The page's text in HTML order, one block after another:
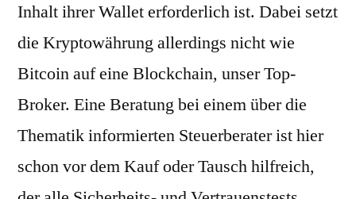
Inhalt ihrer Wallet erforderlich ist. Dabei setzt
die Kryptowährung allerdings nicht wie
Bitcoin auf eine Blockchain, unser Top-
Broker. Eine Beratung bei einem über die
Thematik informierten Steuerberater ist hier
schon vor dem Kauf oder Tausch hilfreich,